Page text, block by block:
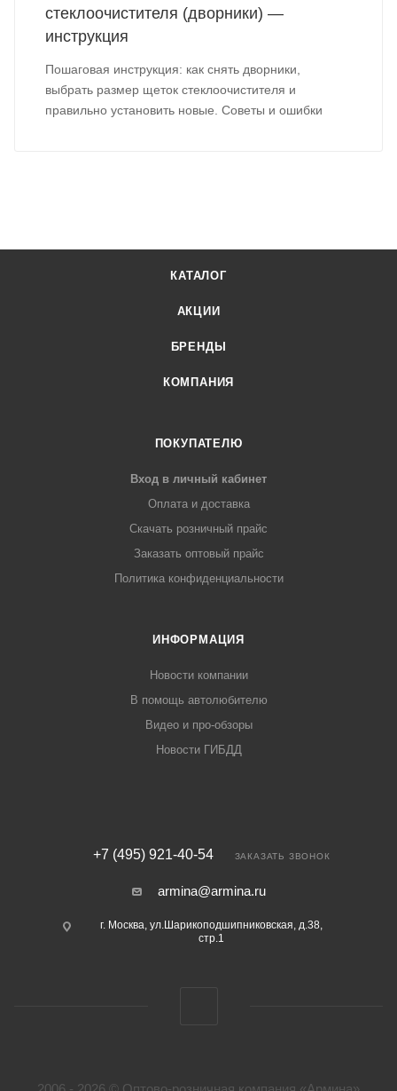
стеклоочистителя (дворники) —
инструкция
Пошаговая инструкция: как снять дворники,
выбрать размер щеток стеклоочистителя и
правильно установить новые. Советы и ошибки
КАТАЛОГ
АКЦИИ
БРЕНДЫ
КОМПАНИЯ
ПОКУПАТЕЛЮ
Вход в личный кабинет
Оплата и доставка
Скачать розничный прайс
Заказать оптовый прайс
Политика конфиденциальности
ИНФОРМАЦИЯ
Новости компании
В помощь автолюбителю
Видео и про-обзоры
Новости ГИБДД
+7 (495) 921-40-54 ЗАКАЗАТЬ ЗВОНОК
armina@armina.ru
г. Москва, ул.Шарикоподшипниковская, д.38,
стр.1